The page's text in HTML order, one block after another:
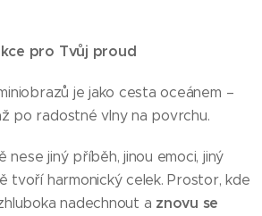
pro Tvůj proud
je jako cesta oceánem –
po radostné vlny na povrchu.
nese jiný příběh, jinou emoci, jiný
tvoří harmonický celek. Prostor, kde
nadechnout a znovu se